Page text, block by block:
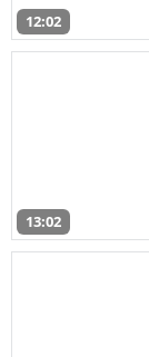
12:02
13:02